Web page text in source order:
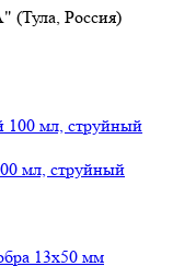
Россия)
мл, струйный